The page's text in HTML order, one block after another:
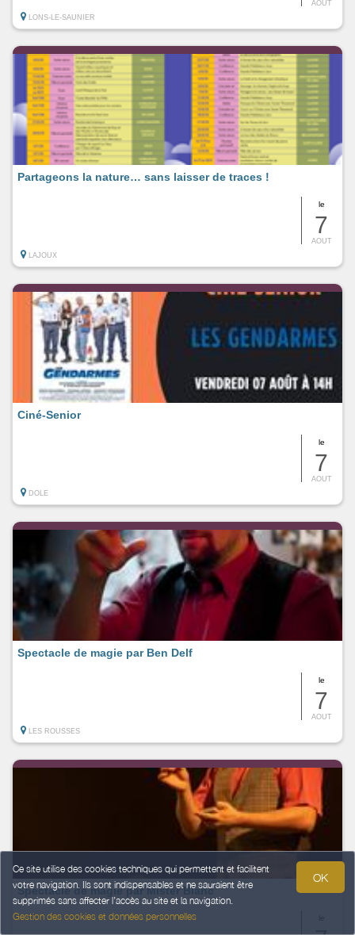
Ce site utilise des cookies techniques qui permettent et facilitent
votre navigation. Ils sont indispensables et ne sauraient être
supprimés sans affecter l’accès au site et la navigation.
Gestion des cookies et données personnelles
OK
AOUT
LONS-LE-SAUNIER
le
7
AOUT
Partageons la nature… sans laisser de traces !
LAJOUX
le
7
AOUT
Ciné-Senior
DOLE
le
7
AOUT
Spectacle de magie par Ben Delf
LES ROUSSES
Spectacle de magie par Mister Blanc